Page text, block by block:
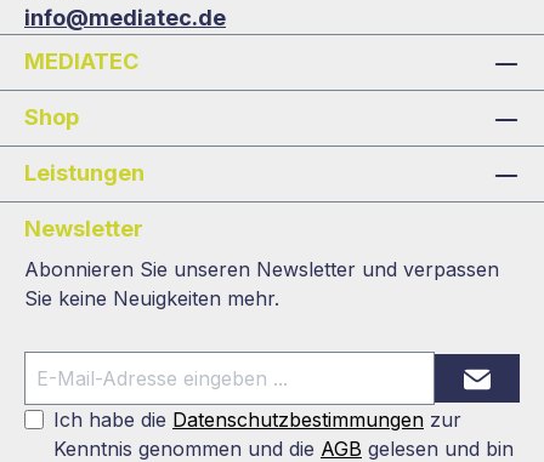
info@mediatec.de
MEDIATEC
Shop
Leistungen
Newsletter
Abonnieren Sie unseren Newsletter und verpassen
Sie keine Neuigkeiten mehr.
Ich habe die Datenschutzbestimmungen zur
Kenntnis genommen und die AGB gelesen und bin